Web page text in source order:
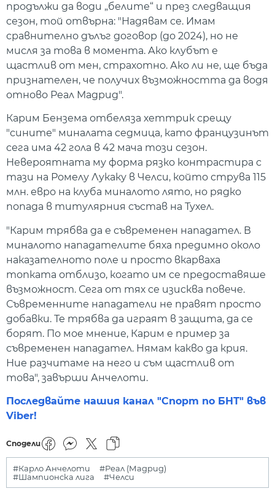
продължи да води „белите“ и през следващия
сезон, той отвърна: "Надявам се. Имам
сравнително дълъг договор (до 2024), но не
мисля за това в момента. Ако клубът е
щастлив от мен, страхотно. Ако ли не, ще бъда
признателен, че получих възможността да водя
отново Реал Мадрид".
Карим Бензема отбеляза хеттрик срещу
"сините" миналата седмица, като французинът
сега има 42 гола в 42 мача този сезон.
Невероятната му форма рязко контрастира с
тази на Ромелу Лукаку в Челси, който струва 115
млн. евро на клуба миналото лято, но рядко
попада в титулярния състав на Тухел.
"Карим трябва да е съвременен нападател. В
миналото нападателите бяха предимно около
наказателното поле и просто вкарваха
топката отблизо, когато им се предоставяше
възможност. Сега от тях се изисква повече.
Съвременните нападатели не правят просто
добавки. Те трябва да играят в защита, да се
борят. По мое мнение, Карим е пример за
съвременен нападател. Нямам какво да крия.
Ние разчитаме на него и съм щастлив от
това", завърши Анчелоти.
Последвайте нашия канал "Спорт по БНТ" във
Viber!
Сподели
#Карло Анчелоти
#Реал (Мадрид)
#Шампионска лига
#Челси